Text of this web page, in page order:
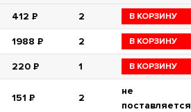
412 Р 2 В КОРЗИНУ
1988 Р 2 В КОРЗИНУ
220 Р 1 В КОРЗИНУ
151 Р 2
не
поставляется